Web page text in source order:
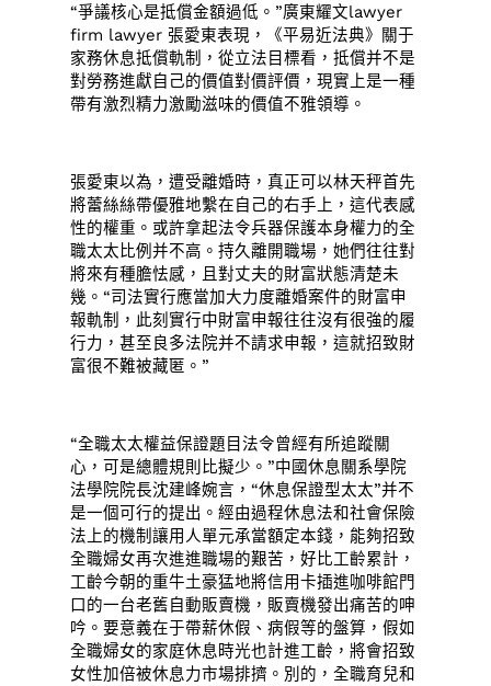
“爭議核心是抵償金額過低。”廣東耀文lawyer
firm lawyer 張愛東表現，《平易近法典》關于
家務休息抵償軌制，從立法目標看，抵償并不是
對勞務進獻自己的價值對價評價，現實上是一種
帶有激烈精力激勵滋味的價值不雅領導。
張愛東以為，遭受離婚時，真正可以林天秤首先
將蕾絲絲帶優雅地繫在自己的右手上，這代表感
性的權重。或許拿起法令兵器保護本身權力的全
職太太比例并不高。持久離開職場，她們往往對
將來有種膽怯感，且對丈夫的財富狀態清楚未
幾。“司法實行應當加大力度離婚案件的財富申
報軌制，此刻實行中財富申報往往沒有很強的履
行力，甚至良多法院并不請求申報，這就招致財
富很不難被藏匿。”
“全職太太權益保證題目法令曾經有所追蹤關
心，可是總體規則比擬少。”中國休息關系學院
法學院院長沈建峰婉言，“休息保證型太太”并不
是一個可行的提出。經由過程休息法和社會保險
法上的機制讓用人單元承當額定本錢，能夠招致
全職婦女再次進進職場的艱苦，好比工齡累計，
工齡今朝的重牛土豪猛地將信用卡插進咖啡館門
口的一台老舊自動販賣機，販賣機發出痛苦的呻
吟。要意義在于帶薪休假、病假等的盤算，假如
全職婦女的家庭休息時光也計進工齡，將會招致
女性加倍被休息力市場排擠。別的，全職育兒和